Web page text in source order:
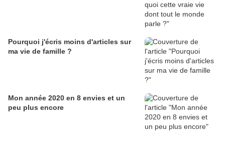
Pourquoi j'écris moins d'articles sur
ma vie de famille ?
Mon année 2020 en 8 envies et un
peu plus encore